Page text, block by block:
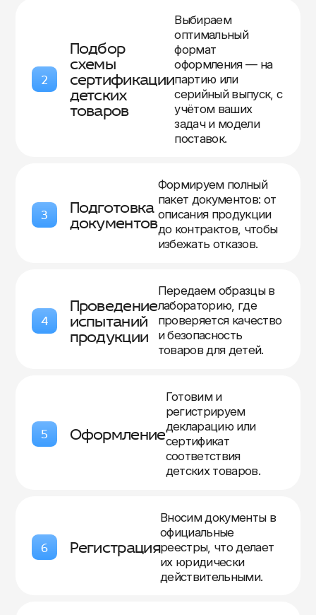
2
Подбор
схемы
сертификации
детских
товаров
Выбираем
оптимальный
формат
оформления — на
партию или
серийный выпуск, с
учётом ваших
задач и модели
поставок.
3 Подготовка
документов
Формируем полный
пакет документов: от
описания продукции
до контрактов, чтобы
избежать отказов.
4
Проведение
испытаний
продукции
Передаем образцы в
лабораторию, где
проверяется качество
и безопасность
товаров для детей.
5 Оформление
Готовим и
регистрируем
декларацию или
сертификат
соответствия
детских товаров.
6 Регистрация
Вносим документы в
официальные
реестры, что делает
их юридически
действительными.